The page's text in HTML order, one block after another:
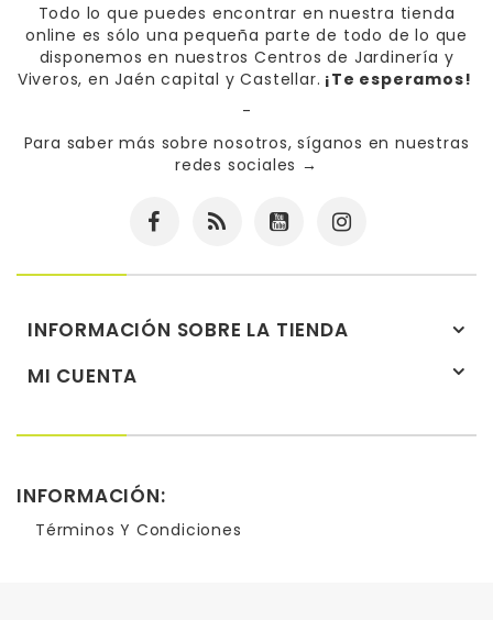
Todo lo que puedes encontrar en nuestra tienda
online es sólo una pequeña parte de todo de lo que
disponemos en nuestros Centros de Jardinería y
Viveros, en Jaén capital y Castellar. ¡Te esperamos!
-
Para saber más sobre nosotros, síganos en nuestras
redes sociales →
INFORMACIÓN SOBRE LA TIENDA
MI CUENTA
INFORMACIÓN:
Términos Y Condiciones